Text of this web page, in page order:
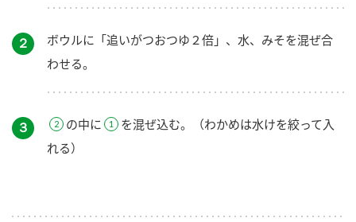
２
ボウルに「追いがつおつゆ２倍」、水、みそを混ぜ合
わせる。
３ の中に
を混ぜ込む。（わかめは水けを絞って入
れる）